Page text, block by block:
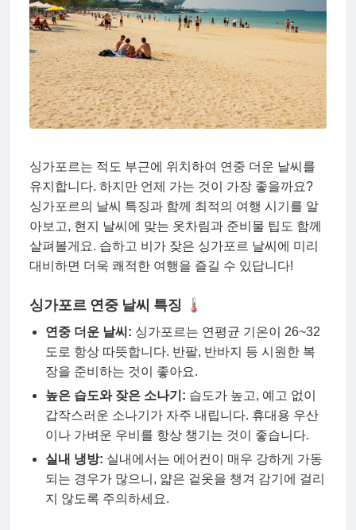
싱가포르는 적도 부근에 위치하여 연중 더운 날씨를
유지합니다. 하지만 언제 가는 것이 가장 좋을까요?
싱가포르의 날씨 특징과 함께 최적의 여행 시기를 알
아보고, 현지 날씨에 맞는 옷차림과 준비물 팁도 함께
살펴볼게요. 습하고 비가 잦은 싱가포르 날씨에 미리
대비하면 더욱 쾌적한 여행을 즐길 수 있답니다!
싱가포르 연중 날씨 특징 🌡
연중 더운 날씨: 싱가포르는 연평균 기온이 26~32
도로 항상 따뜻합니다. 반팔, 반바지 등 시원한 복
장을 준비하는 것이 좋아요.
높은 습도와 잦은 소나기: 습도가 높고, 예고 없이
갑작스러운 소나기가 자주 내립니다. 휴대용 우산
이나 가벼운 우비를 항상 챙기는 것이 좋습니다.
실내 냉방: 실내에서는 에어컨이 매우 강하게 가동
되는 경우가 많으니, 얇은 겉옷을 챙겨 감기에 걸리
지 않도록 주의하세요.